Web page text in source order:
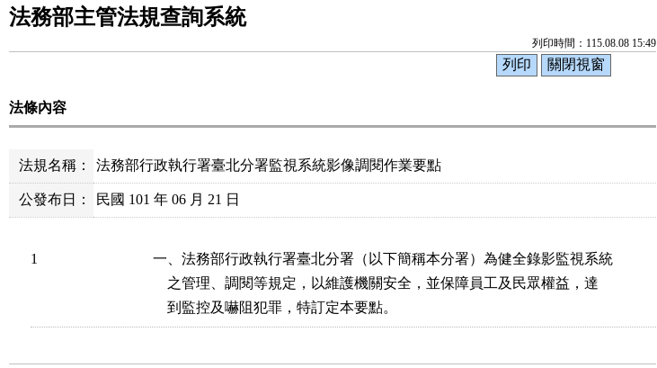
法務部主管法規查詢系統
列印時間：115.08.08 15:49
法條內容
法規名稱： 法務部行政執行署臺北分署監視系統影像調閱作業要點
公發布日： 民國 101 年 06 月 21 日
1
一、法務部行政執行署臺北分署（以下簡稱本分署）為健全錄影監視系統
    之管理、調閱等規定，以維護機關安全，並保障員工及民眾權益，達
    到監控及嚇阻犯罪，特訂定本要點。